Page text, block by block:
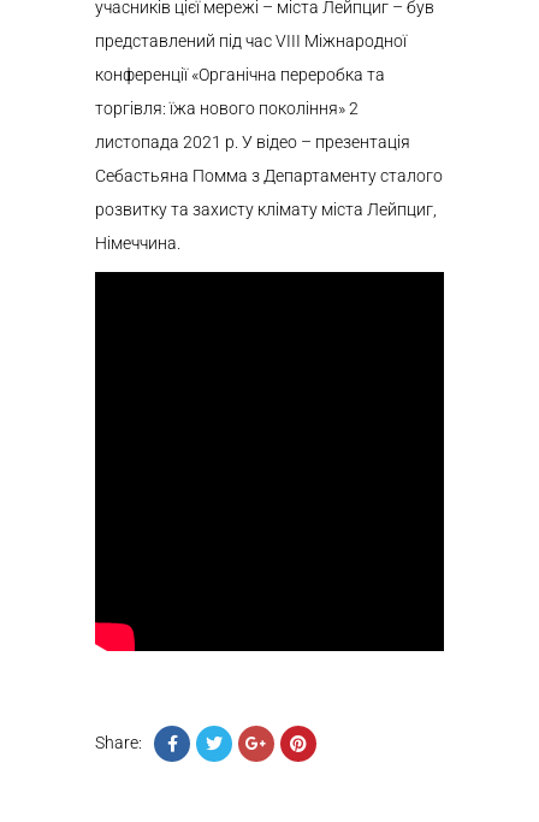
учасників цієї мережі – міста Лейпциг – був
представлений під час VIII Міжнародної
конференції «Органічна переробка та
торгівля: їжа нового покоління» 2
листопада 2021 р. У відео – презентація
Себастьяна Помма з Департаменту сталого
розвитку та захисту клімату міста Лейпциг,
Німеччина.
Share: